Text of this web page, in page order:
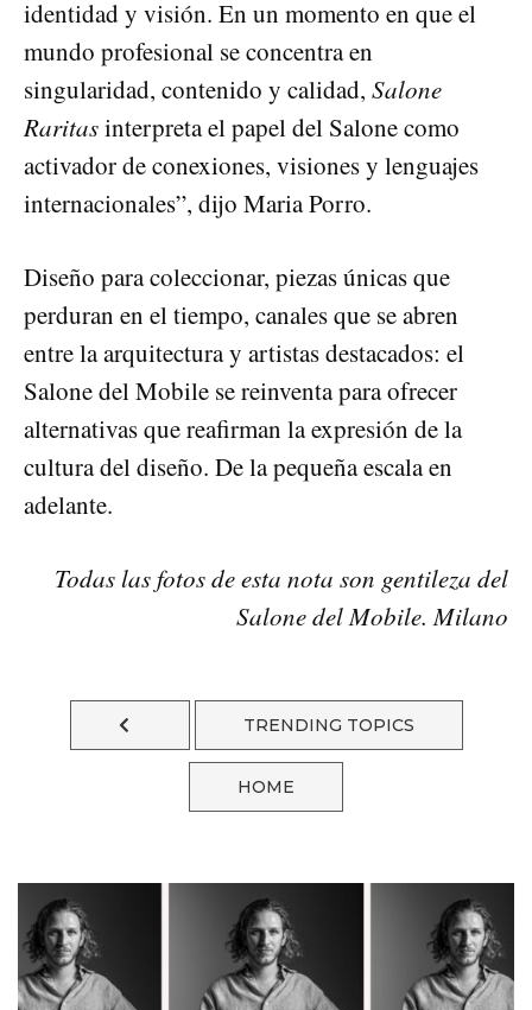
identidad y visión. En un momento en que el
mundo profesional se concentra en
singularidad, contenido y calidad, Salone
Raritasinterpreta el papel del Salone como
activador de conexiones, visiones y lenguajes
internacionales”, dijo Maria Porro.
Diseño para coleccionar, piezas únicas que
perduran en el tiempo, canales que se abren
entre la arquitectura y artistas destacados: el
Salone del Mobile se reinventa para ofrecer
alternativas que reafirman la expresión de la
cultura del diseño. De la pequeña escala en
adelante.
Todas las fotos de esta nota son gentileza del
Salone del Mobile. Milano
TRENDING TOPICS
HOME